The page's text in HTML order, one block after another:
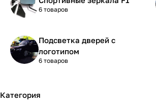
6 товаров
Подсветка дверей с
логотипом
6 товаров
Категория